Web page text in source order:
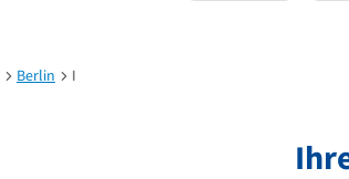
Berlin I